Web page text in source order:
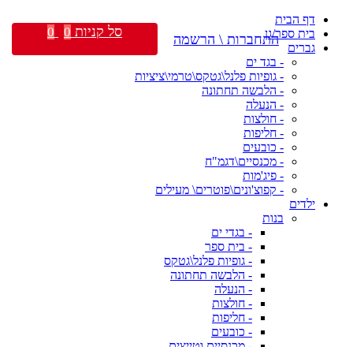
דף הבית
בית ספר/גן
גברים
- בגד ים
- גופיות פלנל\גטקס\טרמי\ציציות
- הלבשה תחתונה
- הנעלה
- חולצות
- חליפות
- כובעים
- מכנסיים\דגמ"ח
- פיג'מות
- קפוצ'ונים\פוטרים\ מעילים
ילדים
בנות
- בגדי ים
- בית ספר
- גופיות פלנל\גטקס
- הלבשה תחתונה
- הנעלה
- חולצות
- חליפות
- כובעים
התחברות \ הרשמה סל קניות 0
0